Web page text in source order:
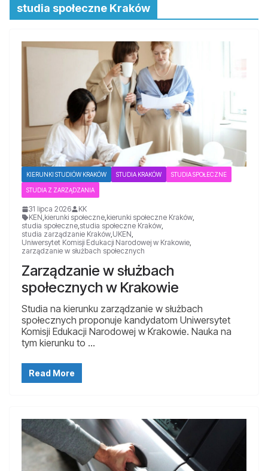
studia społeczne Kraków
KIERUNKI STUDIÓW KRAKÓW STUDIA KRAKÓW STUDIA SPOŁECZNE
STUDIA Z ZARZĄDZANIA
31 lipca 2026
KK
KEN,kierunki społeczne,kierunki społeczne Kraków,
studia społeczne,studia społeczne Kraków,
studia zarządzanie Kraków,UKEN,
Uniwersytet Komisji Edukacji Narodowej w Krakowie,
zarządzanie w służbach społecznych
Zarządzanie w służbach
społecznych w Krakowie
Studia na kierunku zarządzanie w służbach
społecznych proponuje kandydatom Uniwersytet
Komisji Edukacji Narodowej w Krakowie. Nauka na
tym kierunku to …
Read More